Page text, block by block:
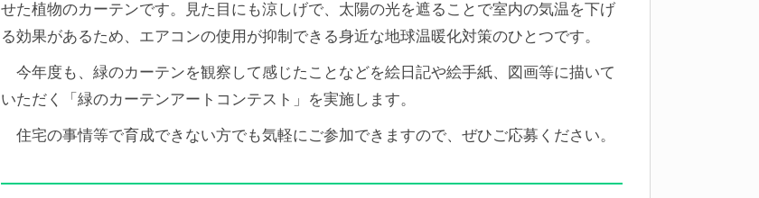
せた植物のカーテンです。見た目にも涼しげで、太陽の光を遮ることで室内の気温を下げ
る効果があるため、エアコンの使用が抑制できる身近な地球温暖化対策のひとつです。
今年度も、緑のカーテンを観察して感じたことなどを絵日記や絵手紙、図画等に描いて
いただく「緑のカーテンアートコンテスト」を実施します。
住宅の事情等で育成できない方でも気軽にご参加できますので、ぜひご応募ください。